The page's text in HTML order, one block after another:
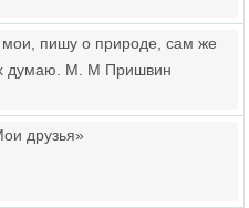
мои, пишу о природе, сам же
думаю. М. М Пришвин
друзья»